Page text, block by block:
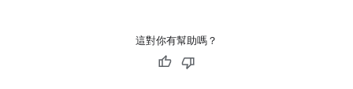
這對你有幫助嗎？